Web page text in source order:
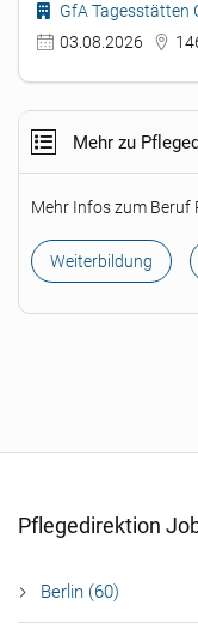
GfA Tagesstätten
03.08.2026
Mehr zu
Mehr Infos zum Beruf
Weiterbildung
Pflegedirektion
Berlin (60)